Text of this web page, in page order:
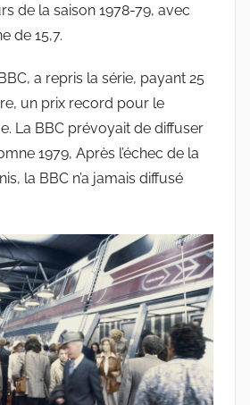
de la saison 1978-79, avec
de 15,7.
a repris la série, payant 25
un prix record pour le
La BBC prévoyait de diffuser
1979, Après l’échec de la
la BBC n’a jamais diffusé